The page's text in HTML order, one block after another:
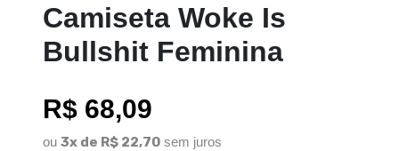
Camiseta Woke Is
Bullshit Feminina
R$ 68,09
ou 3x de R$ 22,70 sem juros